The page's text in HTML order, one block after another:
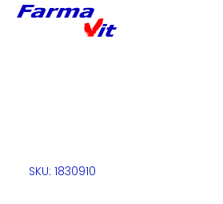
Nota:
accesibilidad.
SKU: 1830910